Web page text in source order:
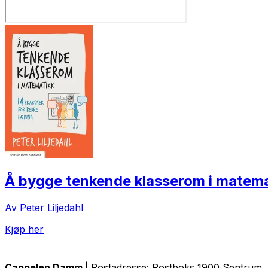
Å bygge tenkende klasserom i
Av Peter Liljedahl
Kjøp her